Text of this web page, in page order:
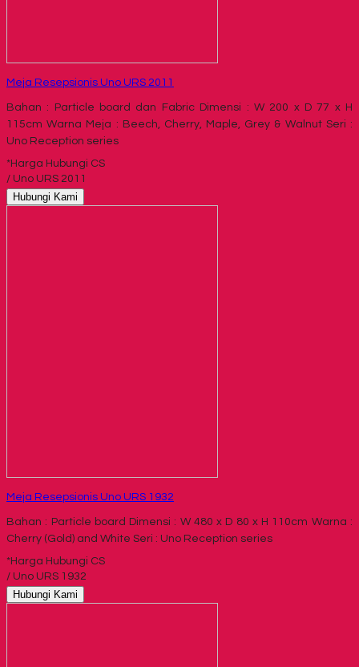
Meja Resepsionis Uno URS 2011
Bahan : Particle board dan Fabric Dimensi : W 200 x D 77 x H
115cm Warna Meja : Beech, Cherry, Maple, Grey & Walnut Seri :
Uno Reception series
*Harga Hubungi CS
/ Uno URS 2011
Hubungi Kami
Meja Resepsionis Uno URS 1932
Bahan : Particle board Dimensi : W 480 x D 80 x H 110cm Warna :
Cherry (Gold) and White Seri : Uno Reception series
*Harga Hubungi CS
/ Uno URS 1932
Hubungi Kami